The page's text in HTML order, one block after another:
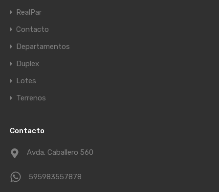
RealPar
Contacto
Departamentos
Duplex
Lotes
Terrenos
Contacto
Avda. Caballero 560
595983557878